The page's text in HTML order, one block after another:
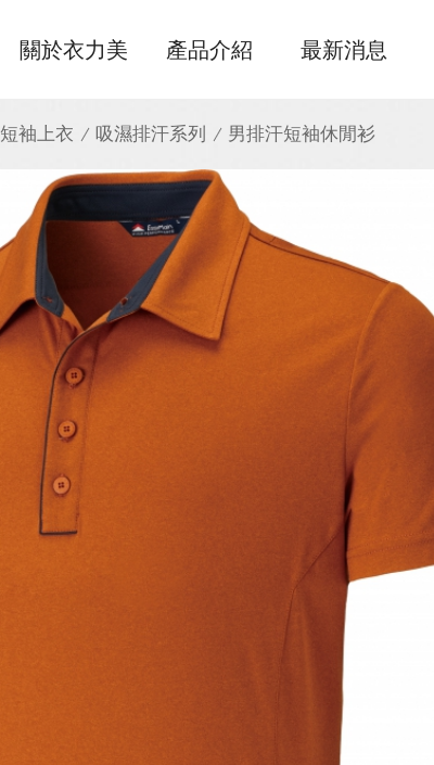
關於衣力美 產品介紹 最新消息
短袖上衣 吸濕排汗系列 男排汗短袖休閒衫